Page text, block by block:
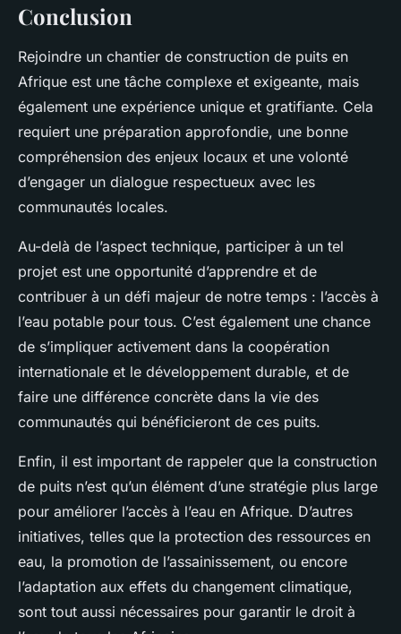
Conclusion
Rejoindre un chantier de construction de puits en
Afrique est une tâche complexe et exigeante, mais
également une expérience unique et gratifiante. Cela
requiert une préparation approfondie, une bonne
compréhension des enjeux locaux et une volonté
d’engager un dialogue respectueux avec les
communautés locales.
Au-delà de l’aspect technique, participer à un tel
projet est une opportunité d’apprendre et de
contribuer à un défi majeur de notre temps : l’accès à
l’eau potable pour tous. C’est également une chance
de s’impliquer activement dans la coopération
internationale et le développement durable, et de
faire une différence concrète dans la vie des
communautés qui bénéficieront de ces puits.
Enfin, il est important de rappeler que la construction
de puits n’est qu’un élément d’une stratégie plus large
pour améliorer l’accès à l’eau en Afrique. D’autres
initiatives, telles que la protection des ressources en
eau, la promotion de l’assainissement, ou encore
l’adaptation aux effets du changement climatique,
sont tout aussi nécessaires pour garantir le droit à